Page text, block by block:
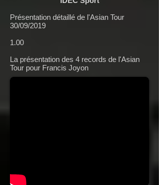
Présentation détaillé de l'Asian Tour
30/09/2019
1.00
La présentation des 4 records de l'Asian
Tour pour Francis Joyon